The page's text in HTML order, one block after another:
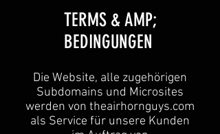
TERMS & AMP;
BEDINGUNGEN
Die Website, alle zugehörigen
Subdomains und Microsites
werden von theairhornguys.com
als Service für unsere Kunden